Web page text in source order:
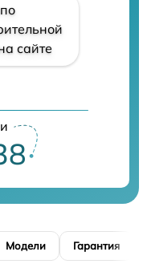
сайте
Модели Гарантия